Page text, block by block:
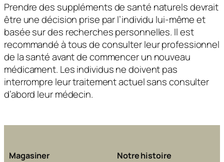
Prendre des suppléments de santé naturels devrait
être une décision prise par l’individu lui-même et
basée sur des recherches personnelles. Il est
recommandé à tous de consulter leur professionnel
de la santé avant de commencer un nouveau
médicament. Les individus ne doivent pas
interrompre leur traitement actuel sans consulter
d’abord leur médecin.
Magasiner Notre histoire